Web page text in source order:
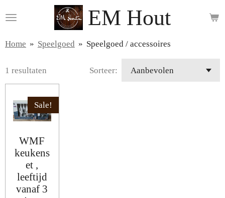
direct
de
EM Hout
Home » Speelgoed » Speelgoed / accessoires
1 resultaten Sorteer:
Sale!
WMF
keukens
et ,
leeftijd
vanaf 3